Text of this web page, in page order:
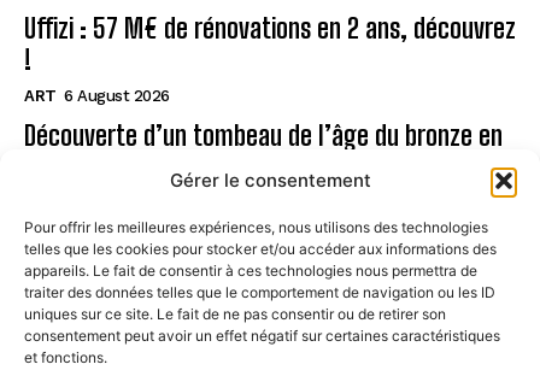
Gérer le consentement
Pour offrir les meilleures expériences, nous utilisons des technologies
telles que les cookies pour stocker et/ou accéder aux informations des
appareils. Le fait de consentir à ces technologies nous permettra de
traiter des données telles que le comportement de navigation ou les ID
uniques sur ce site. Le fait de ne pas consentir ou de retirer son
consentement peut avoir un effet négatif sur certaines caractéristiques
et fonctions.
Uffizi : 57 M€ de rénovations en 2 ans, découvrez
!
ART 6 August 2026
Découverte d’un tombeau de l’âge du bronze en
Page
CONTACT
MENTIONS LÉGALES